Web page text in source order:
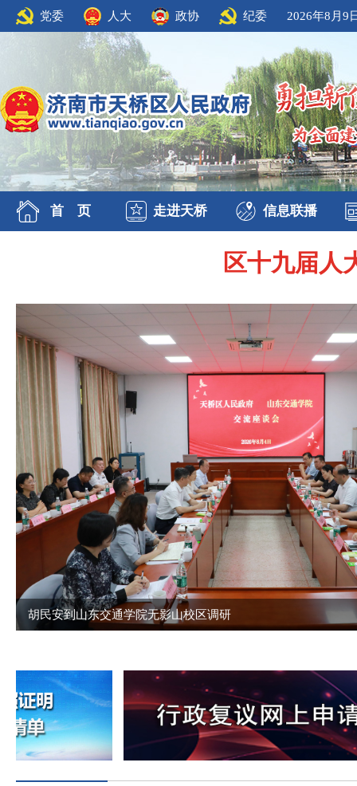
党委 人大 政协 纪委 2026年8月9
首 页 走进天桥 信息联播
区十九届人
胡民安到山东交通学院无影山校区调研